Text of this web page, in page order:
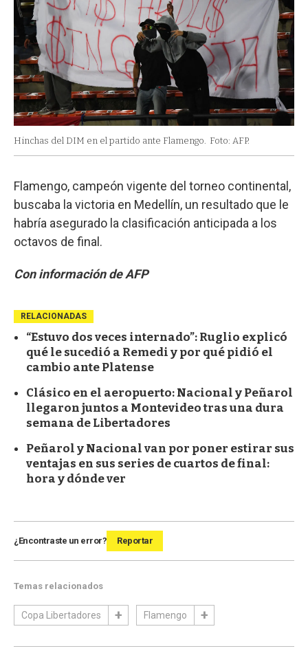
Hinchas del DIM en el partido ante Flamengo. Foto: AFP.
Flamengo, campeón vigente del torneo continental,
buscaba la victoria en Medellín, un resultado que le
habría asegurado la clasificación anticipada a los
octavos de final.
Con información de AFP
RELACIONADAS
“Estuvo dos veces internado”: Ruglio explicó
qué le sucedió a Remedi y por qué pidió el
cambio ante Platense
Clásico en el aeropuerto: Nacional y Peñarol
llegaron juntos a Montevideo tras una dura
semana de Libertadores
Peñarol y Nacional van por poner estirar sus
ventajas en sus series de cuartos de final:
hora y dónde ver
¿Encontraste un error? Reportar
Temas relacionados
Copa Libertadores Flamengo